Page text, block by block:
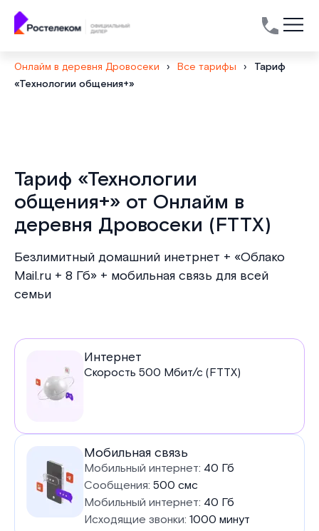
Онлайм в деревня Дровосеки › Все тарифы ›
Тариф
«Технологии общения+»
Тариф «Технологии
общения+» от Онлайм в
деревня Дровосеки (FTTX)
Безлимитный домашний инетрнет + «Облако
Mail.ru + 8 Гб» + мобильная связь для всей
семьи
Услуги
тарифе
Интернет
Скорость 500 Мбит/с (FTTX)
Мобильная связь
Мобильный интернет: 40 Гб
Сообщения: 500 смс
Мобильный интернет: 40 Гб
Исходящие звонки: 1000 минут